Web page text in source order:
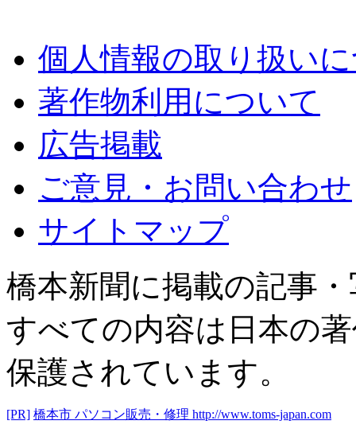
個人情報の取り扱い
著作物利用について
広告掲載
ご意見・お問い合わせ
サイトマップ
橋本新聞に掲載の記事
すべての内容は日本の
保護されています。
[PR] 橋本市 パソコン販売・修理 http://www.toms-japan.com